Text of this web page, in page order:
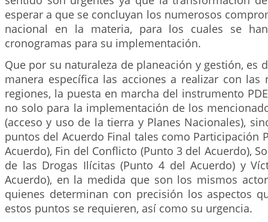
esperar a que se concluyan los numerosos
nacional en la materia, para los cuales se
cronogramas para su implementación.
Que por su naturaleza de planeación y gestión, es
manera específica las acciones a realizar con las
regiones, la puesta en marcha del instrumento
no solo para la implementación de los
(acceso y uso de la tierra y Planes Nacionales),
puntos del Acuerdo Final tales como Participación
Acuerdo), Fin del Conflicto (Punto 3 del Acuerdo),
de las Drogas Ilícitas (Punto 4 del Acuerdo) y
Acuerdo), en la medida que son los mismos
quienes determinan con precisión los aspectos
estos puntos se requieren, así como su urgencia.